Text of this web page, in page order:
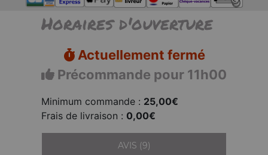
Horaires d'ouverture
Actuellement fermé
Précommande pour 11h00
Minimum commande : 25,00€
Frais de livraison : 0,00€
AVIS (9)